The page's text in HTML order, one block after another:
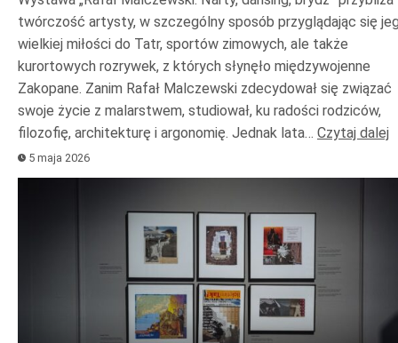
twórczość artysty, w szczególny sposób przyglądając się
wielkiej miłości do Tatr, sportów zimowych, ale także
kurortowych rozrywek, z których słynęło międzywojenne
Zakopane. Zanim Rafał Malczewski zdecydował się związać
swoje życie z malarstwem, studiował, ku radości rodziców,
filozofię, architekturę i argonomię. Jednak lata… Czytaj dalej
5 maja 2026